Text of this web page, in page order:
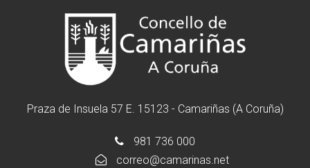
Praza de Insuela 57 E. 15123 - Camariñas (A Coruña)
981 736 000
correo@camarinas.net